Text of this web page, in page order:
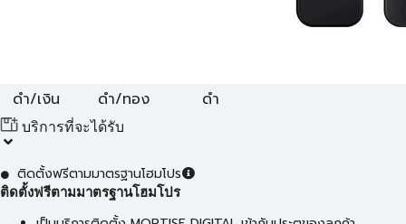
ดำ/เงิน ดำ/ทอง ดำ
บริการที่จะได้รับ
ติดตั้งฟรีตามมาตรฐานโฮมโปร
ติดตั้งฟรีตามมาตรฐานโฮมโปร